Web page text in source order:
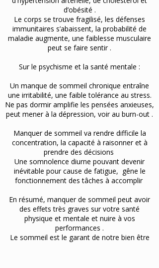
d’obésité .
Le corps se trouve fragilisé, les défenses
immunitaires s’abaissent, la probabilité de
maladie augmente, une faiblesse musculaire
peut se faire sentir .
Sur le psychisme et la santé mentale :
Un manque de sommeil chronique entraîne
une irritabilité, une faible tolérance au stress.
Ne pas dormir amplifie les pensées anxieuses,
peut mener à la dépression, voir au burn-out .
Manquer de sommeil va rendre difficile la
concentration, la capacité à raisonner et à
prendre des décisions
Une somnolence diurne pouvant devenir
inévitable pour cause de fatigue, gêne le
fonctionnement des tâches à accomplir
En résumé, manquer de sommeil peut avoir
des effets très graves sur votre santé
physique et mentale et nuire à vos
performances .
Le sommeil est le garant de notre bien être